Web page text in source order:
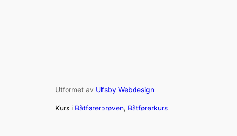
Utformet av Ulfsby Webdesign
Kurs i Båtførerprøven, Båtførerkurs